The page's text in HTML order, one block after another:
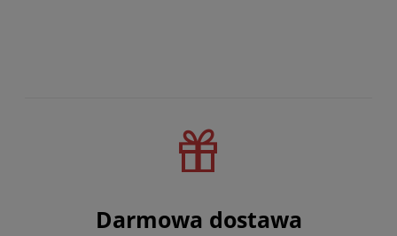
Darmowa dostawa